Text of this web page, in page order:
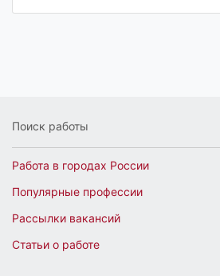
Поиск работы
Работа в городах России
Популярные профессии
Рассылки вакансий
Статьи о работе